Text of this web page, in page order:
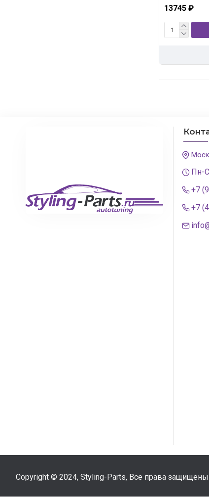
13745 ₽
Пн-
+7
+7
Copyright © 2024, Styling-Parts, Все права защищены